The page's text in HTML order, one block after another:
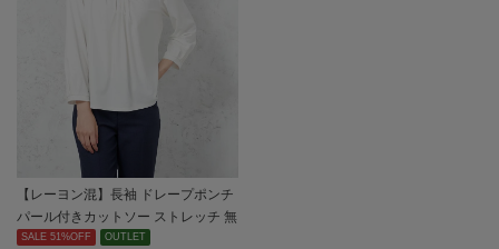
【レーヨン混】長袖 ドレープポンチ
パール付きカットソー ストレッチ 無
地 SOFFICE 通年【レディース】
SALE 51%OFF OUTLET